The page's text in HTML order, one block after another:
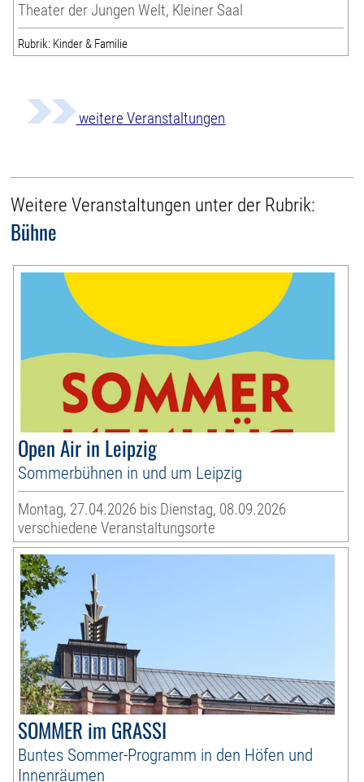
Theater der Jungen Welt, Kleiner Saal
Rubrik: Kinder & Familie
weitere Veranstaltungen
Weitere Veranstaltungen unter der Rubrik:
Bühne
Open Air in Leipzig
Sommerbühnen in und um Leipzig
Montag, 27.04.2026 bis Dienstag, 08.09.2026
verschiedene Veranstaltungsorte
SOMMER im GRASSI
Buntes Sommer-Programm in den Höfen und
Innenräumen